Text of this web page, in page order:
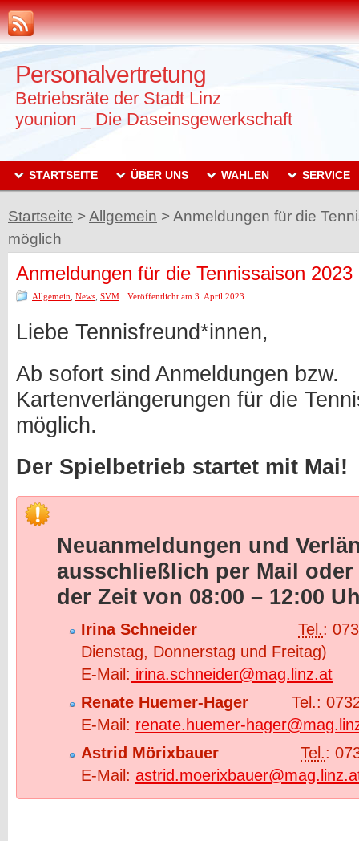
Personalvertretung
Betriebsräte der Stadt Linz
younion _ Die Daseinsgewerkschaft
STARTSEITE ÜBER UNS WAHLEN SERVICE
Startseite > Allgemein > Anmeldungen für die
möglich
Anmeldungen für die Tennissaison
Allgemein News SVM Veröffentlicht am 3. April 2023
Liebe Tennisfreund*innen,
Ab sofort sind Anmeldungen bzw.
Kartenverlängerungen für die
möglich.
Der Spielbetrieb startet mit Mai!
Neuanmeldungen und
ausschließlich per Mail
der Zeit von 08:00 – 12:00
Irina Schneider Tel.:
Dienstag, Donnerstag und Freitag)
E-Mail: irina.schneider@mag.linz.at
Renate Huemer-Hager Tel.: 0732/
E-Mail: renate.huemer-
Astrid Mörixbauer
Tel.:
E-Mail: